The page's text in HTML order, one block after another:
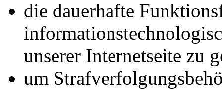
die dauerhafte
unserer Internetseite zu
um